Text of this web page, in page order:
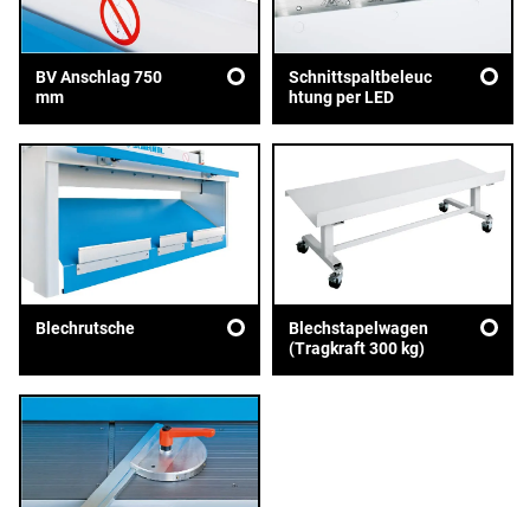
BV Anschlag 750
mm
Schnittspaltbeleuc
htung per LED
Blechrutsche
Blechstapelwagen
(Tragkraft 300 kg)